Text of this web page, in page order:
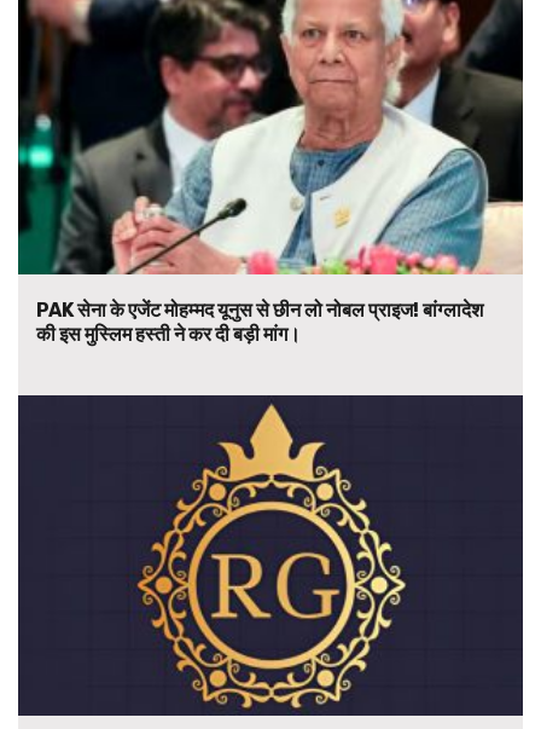
PAK सेना के एजेंट मोहम्मद यूनुस से छीन लो नोबल प्राइज! बांग्लादेश
की इस मुस्लिम हस्ती ने कर दी बड़ी मांग।